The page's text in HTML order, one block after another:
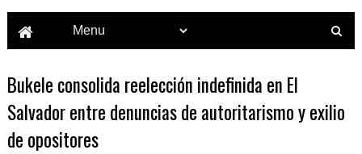
Bukele consolida reelección indefinida en El
Salvador entre denuncias de autoritarismo y exilio
de opositores